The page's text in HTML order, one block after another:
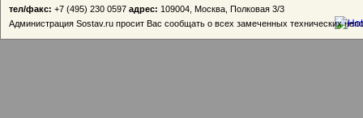
тел/факс: +7 (495) 230 0597 адрес: 109004, Москва, Полковая 3/3
Администрация Sostav.ru просит Вас сообщать о всех замеченных технических